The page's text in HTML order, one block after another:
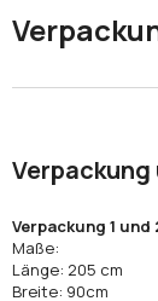
Verpackung
Verpackung 1 und
Maße:
Länge: 205 cm
Breite: 90cm